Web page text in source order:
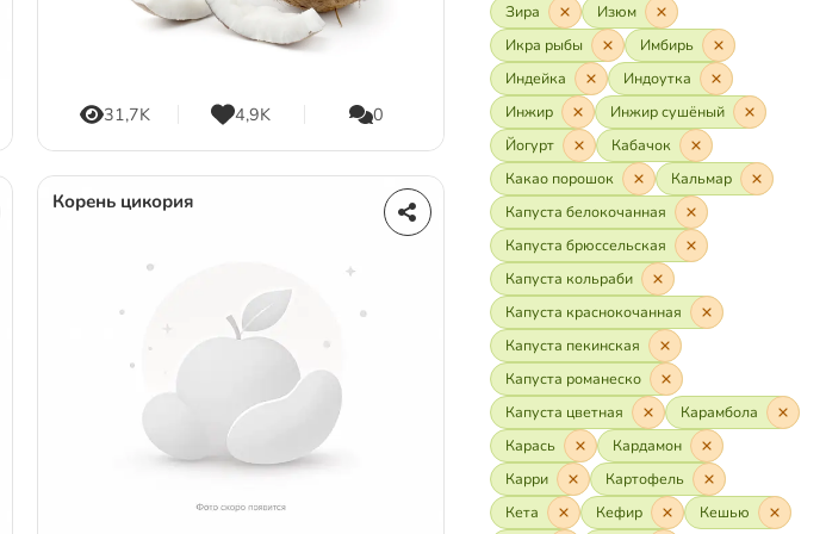
31,7K 4,9K 0
Корень цикория
Зира
Изюм
Икра рыбы
Имбирь
Индейка
Индоутка
Инжир
Инжир сушёный
Йогурт
Кабачок
Какао порошок
Кальмар
Капуста белокочанная
Капуста брюссельская
Капуста кольраби
Капуста краснокочанная
Капуста пекинская
Капуста романеско
Капуста цветная
Карамбола
Карась
Кардамон
Карри
Картофель
Кета
Кефир
Кешью